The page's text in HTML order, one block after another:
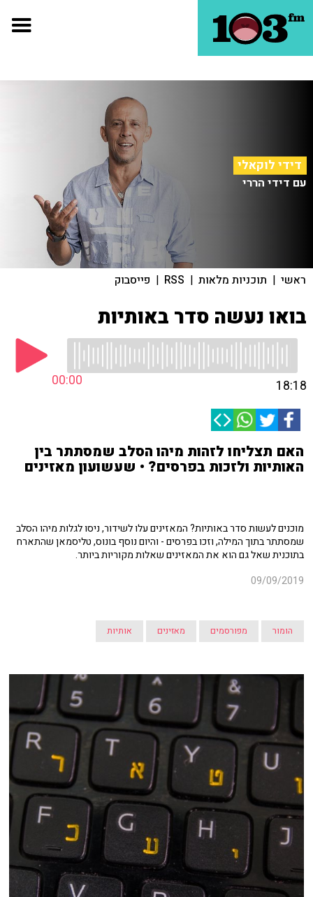
דידי לוקאלי
עם דידי הררי
ראשי | תוכניות מלאות |
RSS
| פייסבוק
בואו נעשה סדר באותיות
00:00 18:18
האם תצליחו לזהות מיהו הסלב שמסתתר בין
האותיות ולזכות בפרסים? • שעשועון מאזינים
מוכנים לעשות סדר באותיות? המאזינים עלו לשידור, ניסו לגלות מיהו הסלב
שמסתתר בתוך המילה, וזכו בפרסים - והיום נוסף בונוס, טליסמאן שהתארח
בתוכנית שאל גם הוא את המאזינים שאלות מקוריות ביותר.
09/09/2019
הומור מפורסמים מאזינים אותיות